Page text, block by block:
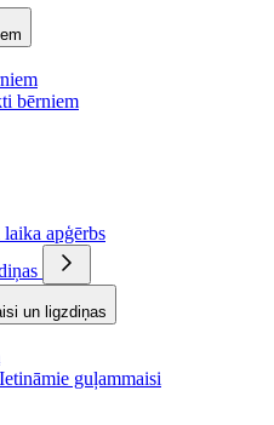
bērniem
apģērbs
un ligzdiņas
guļammaisi